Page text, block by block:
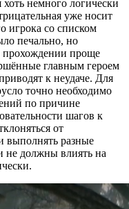
немного логически
уже носит
игрока со списком
печально, но
прохождении проще
главным героем
к неудаче. Для
точно необходимо
по причине
шагов к
от
выполнять разные
не должны влиять на